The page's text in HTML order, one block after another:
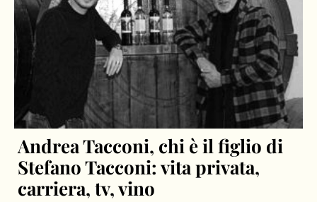
Andrea Tacconi, chi è il figlio di
Stefano Tacconi: vita privata,
carriera, tv, vino